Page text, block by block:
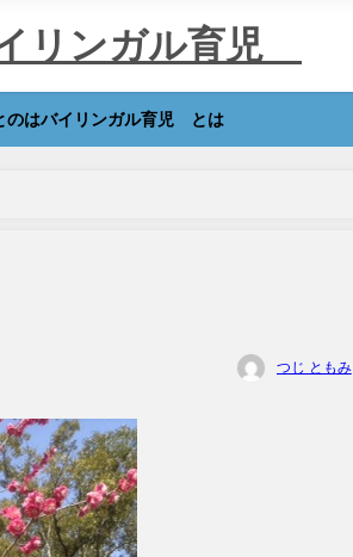
リンガル育児®
のはバイリンガル育児®︎とは
つじ ともみ